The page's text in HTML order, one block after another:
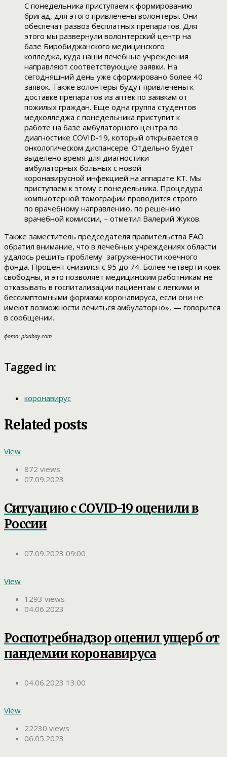
С понедельника приступаем к формированию
бригад, для этого привлечены волонтеры. Они
обеспечат развоз бесплатных препаратов. Для
этого мы развернули волонтерский центр на
базе Биробиджанского медицинского
колледжа, куда наши лечебные учреждения
направляют соответствующие заявки. На
сегодняшний день уже сформировано более 40
заявок. Также волонтеры будут привлечены к
доставке препаратов из аптек по заявкам от
пожилых граждан. Еще одна группа студентов
медколледжа с понедельника приступит к
работе на базе амбулаторного центра по
диагностике COVID-19, который открывается в
онкологическом диспансере. Отдельно будет
выделено время для диагностики
амбулаторных больных с новой
коронавирусной инфекцией на аппарате КТ. Мы
приступаем к этому с понедельника. Процедура
компьютерной томографии проводится строго
по врачебному направлению, по решению
врачебной комиссии, – отметил Валерий Жуков.
Также заместитель председателя правительства ЕАО
обратил внимание, что в лечебных учреждениях области
удалось решить проблему загруженности коечного
фонда. Процент снизился с 95 до 74. Более четверти коек
свободны, и это позволяет медицинским работникам не
отказывать в госпитализации пациентам с легкими и
бессимптомными формами коронавируса, если они не
имеют возможности лечиться амбулаторно», — говорится
в сообщении.
фото: pixabay.com
Tagged in:
коронавирус
Related posts
View
872 views
07.09.2023
Ситуацию с COVID-19 оценили в
России
07.09.2023 09:00
View
1293 views
04.06.2023
Роспотребнадзор оценил ущерб от
пандемии коронавируса
04.06.2023 13:00
View
22230 views
06.05.2023